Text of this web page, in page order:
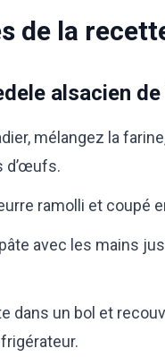
de la
alsacien
mélangez la
d’œufs.
ramolli et coupé
avec les mains
dans un bol et